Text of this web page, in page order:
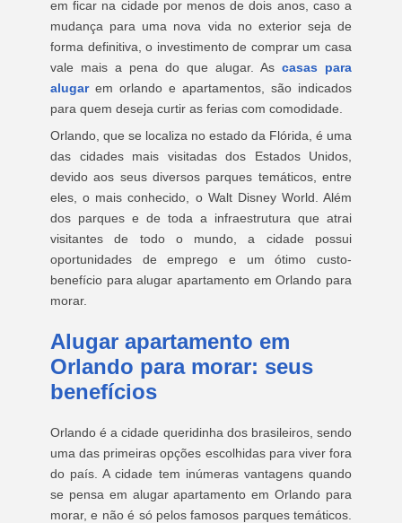
em ficar na cidade por menos de dois anos, caso a
mudança para uma nova vida no exterior seja de
forma definitiva, o investimento de comprar um casa
vale mais a pena do que alugar. As casas para
alugarem orlando e apartamentos, são indicados
para quem deseja curtir as ferias com comodidade.
Orlando, que se localiza no estado da Flórida, é uma
das cidades mais visitadas dos Estados Unidos,
devido aos seus diversos parques temáticos, entre
eles, o mais conhecido, o Walt Disney World. Além
dos parques e de toda a infraestrutura que atrai
visitantes de todo o mundo, a cidade possui
oportunidades de emprego e um ótimo custo-
benefício para alugar apartamento em Orlando para
morar.
Alugar apartamento em
Orlando para morar: seus
benefícios
Orlando é a cidade queridinha dos brasileiros, sendo
uma das primeiras opções escolhidas para viver fora
do país. A cidade tem inúmeras vantagens quando
se pensa em alugar apartamento em Orlando para
morar, e não é só pelos famosos parques temáticos.